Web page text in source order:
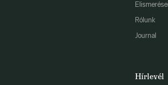
Rólunk
Journal
Hírlevél